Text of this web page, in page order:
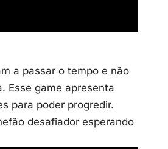
a passar o tempo e não
Esse game apresenta
para poder progredir.
desafiador esperando